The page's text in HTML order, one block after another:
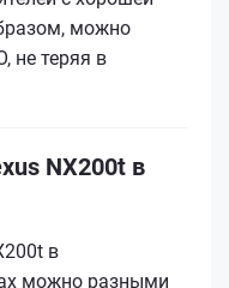
можно
не теряя в
NX200t в
в
можно разными